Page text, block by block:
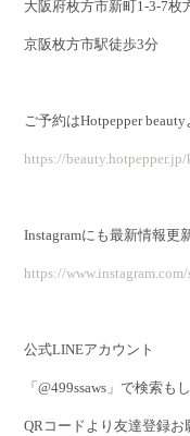
大阪府枚方市新町1-3-7枚
京阪枚方市駅徒歩3分
ご予約はHotpepper
https://
Instagramにも最新情報更
https://
公式LINEアカウント
「@499ssaws」で検索も
QRコードより友達登録お